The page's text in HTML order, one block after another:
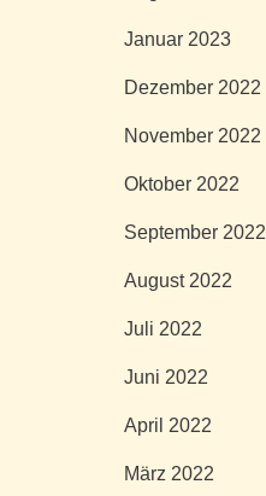
Januar 2023
Dezember 2022
November 2022
Oktober 2022
September 2022
August 2022
Juli 2022
Juni 2022
April 2022
März 2022